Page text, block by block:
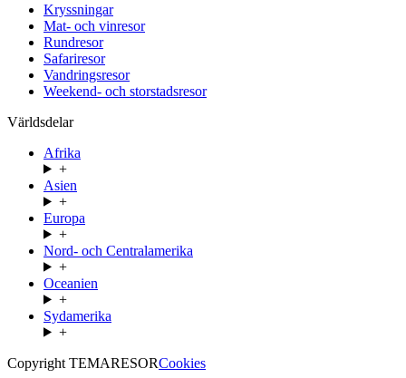
Kryssningar
Mat- och vinresor
Rundresor
Safariresor
Vandringsresor
Weekend- och storstadsresor
Världsdelar
Afrika
+
Asien
+
Europa
+
Nord- och Centralamerika
+
Oceanien
+
Sydamerika
+
Copyright TEMARESORCookies